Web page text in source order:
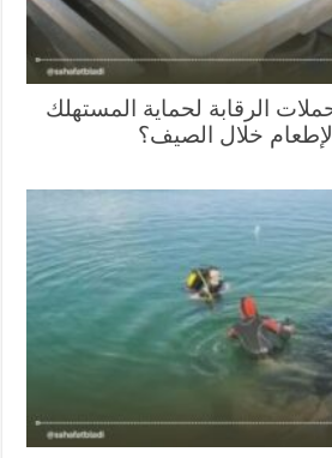
لحماية المستهلك
خلال الصيف؟